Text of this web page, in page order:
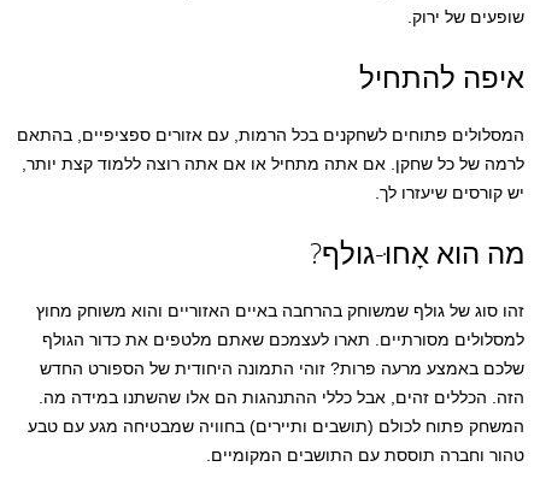
שופעים של ירוק.
איפה להתחיל
המסלולים פתוחים לשחקנים בכל הרמות, עם אזורים ספציפיים, בהתאם
לרמה של כל שחקן. אם אתה מתחיל או אם אתה רוצה ללמוד קצת יותר,
יש קורסים שיעזרו לך.
מה הואאָחוּ-גולף?
זהו סוג של גולף שמשוחק בהרחבה באיים האזוריים והוא משוחק מחוץ
למסלולים מסורתיים. תארו לעצמכם שאתם מלטפים את כדור הגולף
שלכם באמצע מרעה פרות? זוהי התמונה היחודית של הספורט החדש
הזה. הכללים זהים, אבל כללי ההתנהגות הם אלו שהשתנו במידה מה.
המשחק פתוח לכולם (תושבים ותיירים) בחוויה שמבטיחה מגע עם טבע
טהור וחברה תוססת עם התושבים המקומיים.